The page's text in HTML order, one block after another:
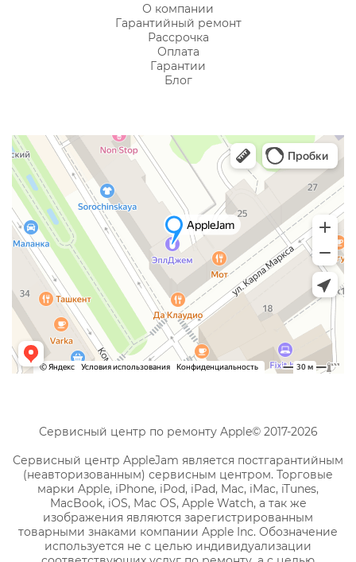
О компании
Гарантийный ремонт
Рассрочка
Оплата
Гарантии
Блог
Сервисный центр по ремонту Apple© 2017-2026
Сервисный центр AppleJam является постгарантийным
(неавторизованным) сервисным центром. Торговые
марки Apple, iPhone, iPod, iPad, Mac, iMac, iTunes,
MacBook, iOS, Mac OS, Apple Watch, а так же
изображения являются зарегистрированным
товарными знаками компании Apple Inc. Обозначение
используется не с целью индивидуализации